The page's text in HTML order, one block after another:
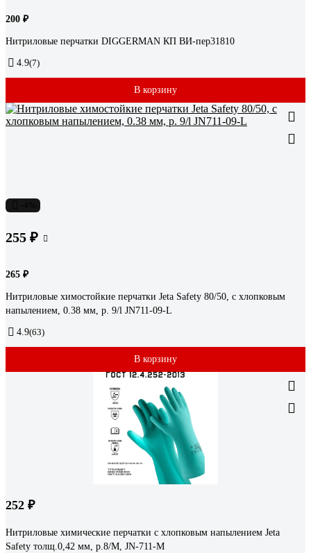
200 ₽
Нитриловые перчатки DIGGERMAN КП ВИ-пер31810
4.9(7)
В корзину
255 ₽
265 ₽
Нитриловые химостойкие перчатки Jeta Safety 80/50, с хлопковым
напылением, 0.38 мм, р. 9/l JN711-09-L
4.9(63)
В корзину
252 ₽
Нитриловые химические перчатки с хлопковым напылением Jeta
Safety толщ.0,42 мм, р.8/М, JN-711-M